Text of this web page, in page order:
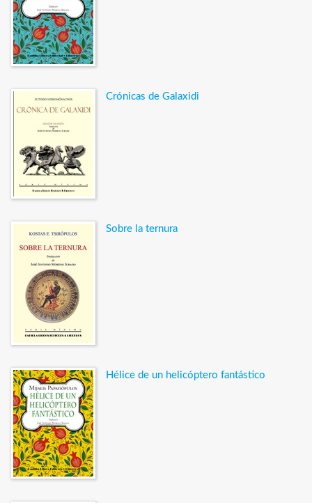
Crónicas de Galaxidi
Sobre la ternura
Hélice de un helicóptero fantástico